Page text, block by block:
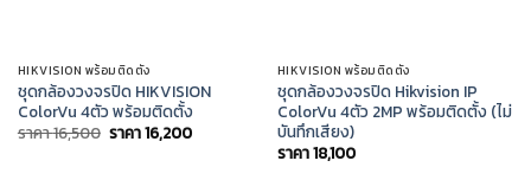
HIKVISION พร้อมติดตั้ง
ชุดกล้องวงจรปิด HIKVISION
ColorVu 4ตัว พร้อมติดตั้ง
ราคา16,500 Original
ราคา16,200Current
HIKVISION พร้อมติดตั้ง
ชุดกล้องวงจรปิด Hikvision IP
ColorVu 4ตัว 2MP พร้อมติดตั้ง (ไม่
บันทึกเสียง)
ราคา18,100